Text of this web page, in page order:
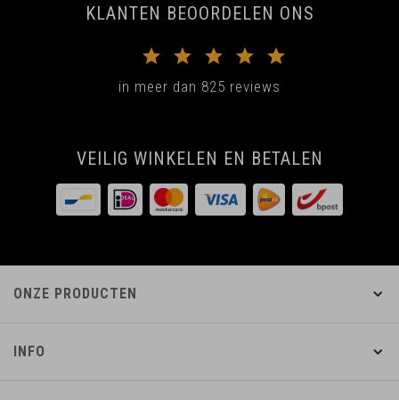
KLANTEN BEOORDELEN ONS
in meer dan 825 reviews
VEILIG WINKELEN EN BETALEN
ONZE PRODUCTEN
INFO